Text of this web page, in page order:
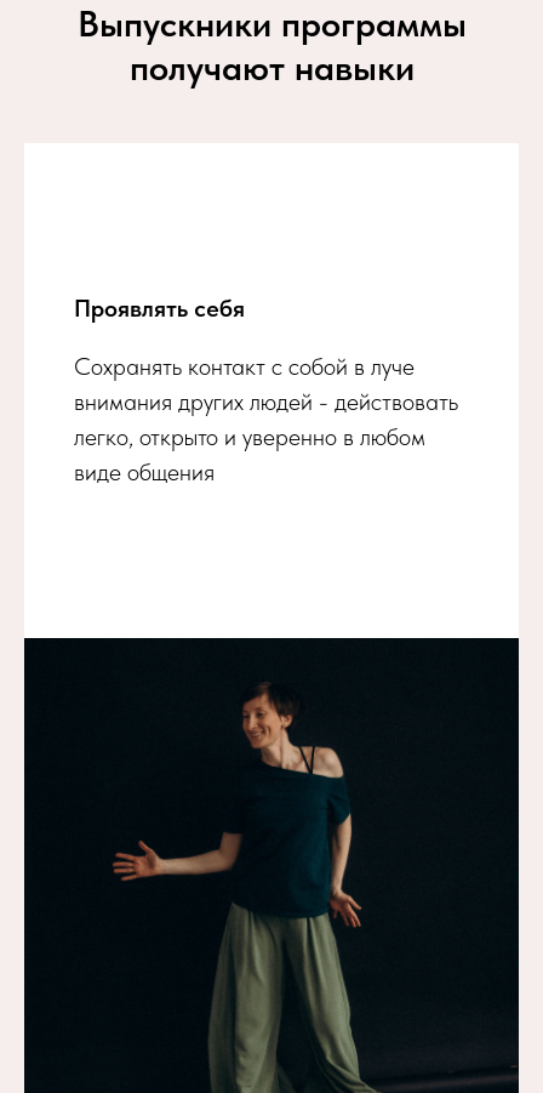
Выпускники программы
получают навыки
Проявлять себя
Сохранять контакт с собой в луче
внимания других людей - действовать
легко, открыто и уверенно в любом
виде общения